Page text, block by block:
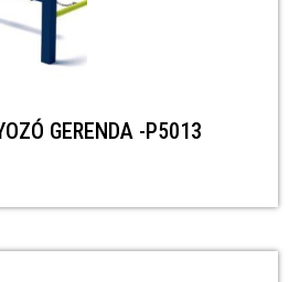
GERENDA -P5013